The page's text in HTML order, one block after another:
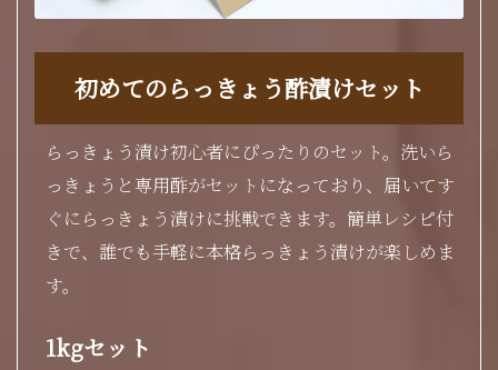
初めてのらっきょう酢漬けセット
らっきょう漬け初心者にぴったりのセット。洗いら
っきょうと専用酢がセットになっており、届いてす
ぐにらっきょう漬けに挑戦できます。簡単レシピ付
きで、誰でも手軽に本格らっきょう漬けが楽しめま
す。
1kgセット